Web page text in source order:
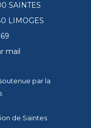
SAINTES
LIMOGES
mail
par la
de Saintes